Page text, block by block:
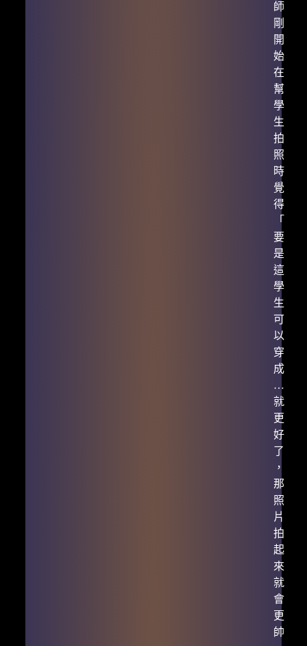
師
剛
開
始
在
幫
學
生
拍
照
時
覺
得
「
要
是
這
學
生
可
以
穿
成
…
就
更
好
了
，
那
照
片
拍
起
來
就
會
更
帥